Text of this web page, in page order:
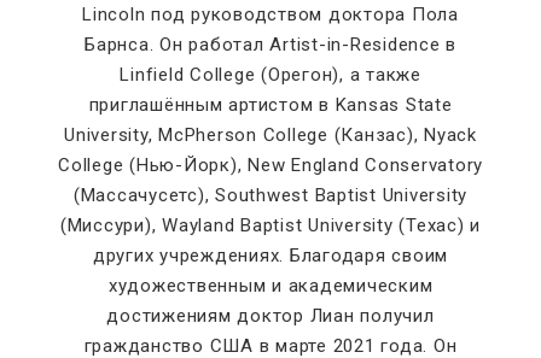
Lincoln под руководством доктора Пола
Барнса. Он работал Artist-in-Residence в
Linfield College (Орегон), а также
приглашённым артистом в Kansas State
University, McPherson College (Канзас), Nyack
College (Нью-Йорк), New England Conservatory
(Массачусетс), Southwest Baptist University
(Миссури), Wayland Baptist University (Техас) и
других учреждениях. Благодаря своим
художественным и академическим
достижениям доктор Лиан получил
гражданство США в марте 2021 года. Он